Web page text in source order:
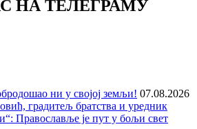
НА ТЕЛЕГРАМУ
ни у својој земљи! 07.08.2026
градитељ братства и уредник
Православље је пут у бољи свет